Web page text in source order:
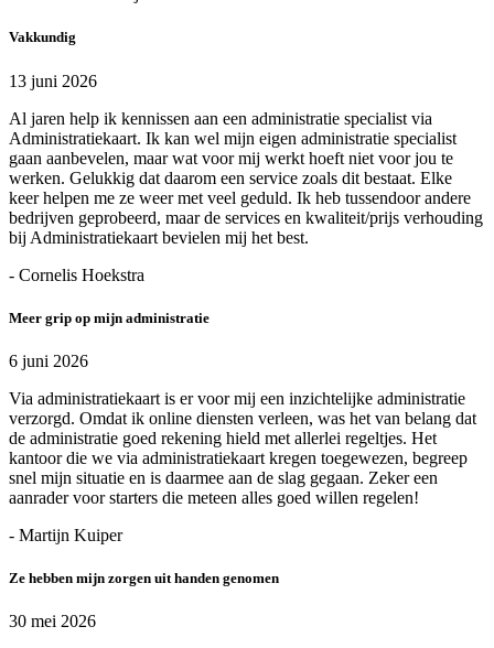
Vakkundig
13 juni 2026
Al jaren help ik kennissen aan een administratie specialist via
Administratiekaart. Ik kan wel mijn eigen administratie specialist
gaan aanbevelen, maar wat voor mij werkt hoeft niet voor jou te
werken. Gelukkig dat daarom een service zoals dit bestaat. Elke
keer helpen me ze weer met veel geduld. Ik heb tussendoor andere
bedrijven geprobeerd, maar de services en kwaliteit/prijs verhouding
bij Administratiekaart bevielen mij het best.
- Cornelis Hoekstra
Meer grip op mijn administratie
6 juni 2026
Via administratiekaart is er voor mij een inzichtelijke administratie
verzorgd. Omdat ik online diensten verleen, was het van belang dat
de administratie goed rekening hield met allerlei regeltjes. Het
kantoor die we via administratiekaart kregen toegewezen, begreep
snel mijn situatie en is daarmee aan de slag gegaan. Zeker een
aanrader voor starters die meteen alles goed willen regelen!
- Martijn Kuiper
Ze hebben mijn zorgen uit handen genomen
30 mei 2026